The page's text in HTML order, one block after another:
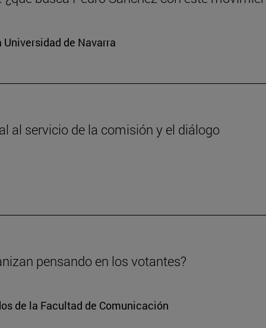
de Navarra
al servicio de la comisión y el diálogo
pensando en los votantes?
de la Facultad de Comunicación